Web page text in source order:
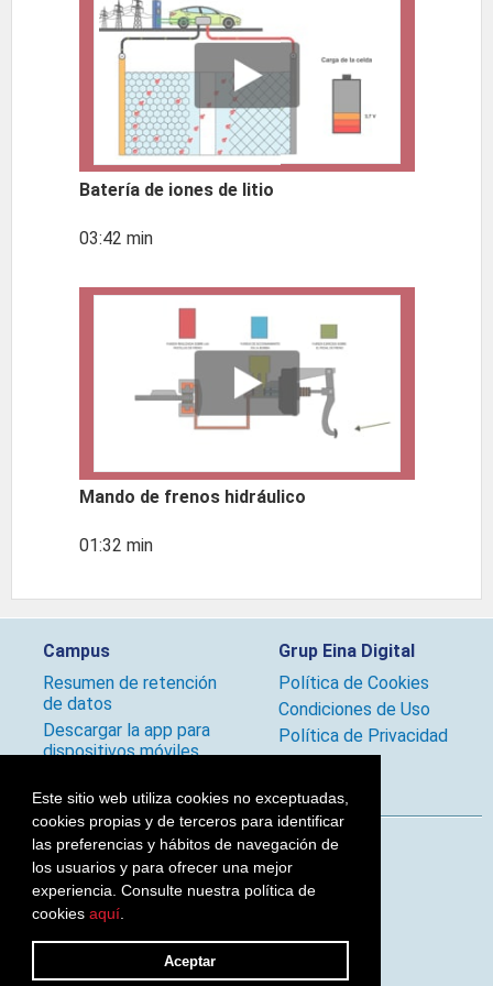
Este sitio web utiliza cookies no exceptuadas,
cookies propias y de terceros para identificar
las preferencias y hábitos de navegación de
los usuarios y para ofrecer una mejor
experiencia. Consulte nuestra política de
cookies aquí.
Aceptar
Batería de iones de litio
03:42 min
Mando de frenos hidráulico
01:32 min
Campus
Resumen de retención
de datos
Descargar la app para
dispositivos móviles
Grup Eina Digital
Política de Cookies
Condiciones de Uso
Política de Privacidad
Síguenos